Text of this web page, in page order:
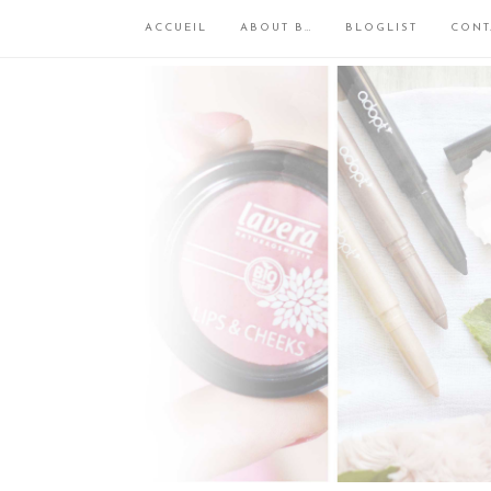
ACCUEIL ABOUT B… BLOGLIST